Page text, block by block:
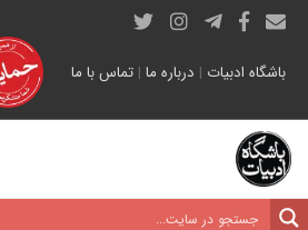
باشگاه ادبیات | درباره ما | تماس با ما